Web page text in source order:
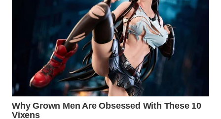
WN DELI
SERDANG
WN
TEBING
TINGGI